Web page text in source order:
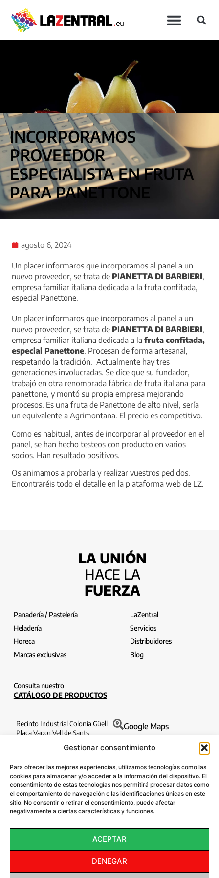
Gestionar consentimiento
Para ofrecer las mejores experiencias, utilizamos tecnologías como las
cookies para almacenar y/o acceder a la información del dispositivo. El
consentimiento de estas tecnologías nos permitirá procesar datos como
el comportamiento de navegación o las identificaciones únicas en este
sitio. No consentir o retirar el consentimiento, puede afectar
negativamente a ciertas características y funciones.
ACEPTAR
DENEGAR
INCORPORAMOS
PROVEEDOR
ESPECIALISTA EN FRUTA
PARA PANETTONE
agosto 6, 2024
Un placer informaros que incorporamos al panel a un
nuevo proveedor, se trata de PIANETTA DI BARBIERI,
empresa familiar italiana dedicada a la fruta confitada,
especial Panettone.
Un placer informaros que incorporamos al panel a un
nuevo proveedor, se trata de PIANETTA DI BARBIERI,
empresa familiar italiana dedicada a la fruta confitada,
especial Panettone. Procesan de forma artesanal,
respetando la tradición. Actualmente hay tres
generaciones involucradas. Se dice que su fundador,
trabajó en otra renombrada fábrica de fruta italiana para
panettone, y montó su propia empresa mejorando
procesos. Es una fruta de Panettone de alto nivel, sería
un equivalente a Agrimontana. El precio es competitivo.
Como es habitual, antes de incorporar al proveedor en el
panel, se han hecho testeos con producto en varios
socios. Han resultado positivos.
Os animamos a probarla y realizar vuestros pedidos.
Encontraréis todo el detalle en la plataforma web de LZ.
LA UNIÓN
HACE LA
FUERZA
Panadería / Pastelería
Heladería
Horeca
Marcas exclusivas
LaZentral
Servicios
Distribuidores
Blog
Consulta nuestro
CATÁLOGO DE PRODUCTOS
Recinto Industrial Colonia Güell
Plaça Vapor Vell de Sants
Barcelona
T. 932 630 184
info@lazentral.eu
Google Maps
SÍGUENOS: